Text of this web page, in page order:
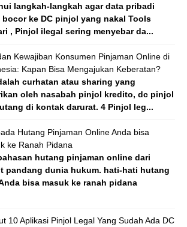
langkah-langkah agar data pribadi
bocor ke DC pinjol yang nakal Tools
, Pinjol ilegal sering menyebar da...
Kewajiban Konsumen Pinjaman Online di
Kapan Bisa Mengajukan Keberatan?
curhatan atau sharing yang
oleh nasabah pinjol kredito, dc pinjol
di kontak darurat. 4 Pinjol leg...
Hutang Pinjaman Online Anda bisa
ke Ranah Pidana
hutang pinjaman online dari
pandang dunia hukum. hati-hati hutang
bisa masuk ke ranah pidana
10 Aplikasi Pinjol Legal Yang Sudah Ada DC